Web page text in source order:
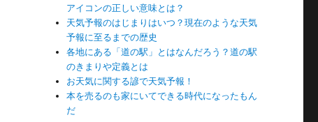
アイコンの正しい意味とは？
天気予報のはじまりはいつ？現在のような天気
予報に至るまでの歴史
各地にある「道の駅」とはなんだろう？道の駅
のきまりや定義とは
お天気に関する諺で天気予報！
本を売るのも家にいてできる時代になったもん
だ